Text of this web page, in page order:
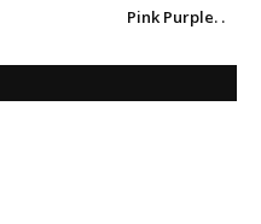
Pink Purple. .